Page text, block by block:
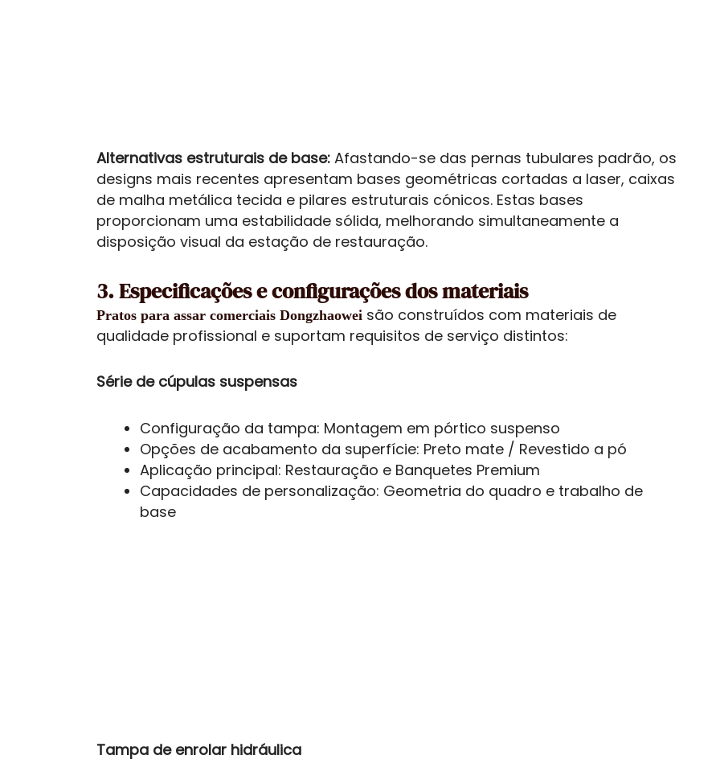
Alternativas estruturais de base: Afastando-se das pernas tubulares padrão, os
designs mais recentes apresentam bases geométricas cortadas a laser, caixas
de malha metálica tecida e pilares estruturais cónicos. Estas bases
proporcionam uma estabilidade sólida, melhorando simultaneamente a
disposição visual da estação de restauração.
3. Especificações e configurações dos materiais
Pratos para assar comerciais Dongzhaowei são construídos com materiais de
qualidade profissional e suportam requisitos de serviço distintos:
Série de cúpulas suspensas
Configuração da tampa: Montagem em pórtico suspenso
Opções de acabamento da superfície: Preto mate / Revestido a pó
Aplicação principal: Restauração e Banquetes Premium
Capacidades de personalização: Geometria do quadro e trabalho de
base
Tampa de enrolar hidráulica